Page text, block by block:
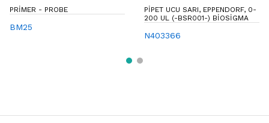
PRIMER - PROBE
BM25
PIPET UCU SARI, EPPENDORF, 0-
200 UL (-BSR001-) BIOSIGMA
N403366